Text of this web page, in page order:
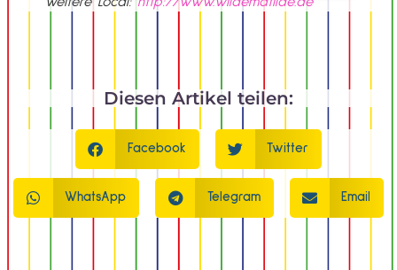
Diesen Artikel teilen:
Facebook Twitter
WhatsApp Telegram Email